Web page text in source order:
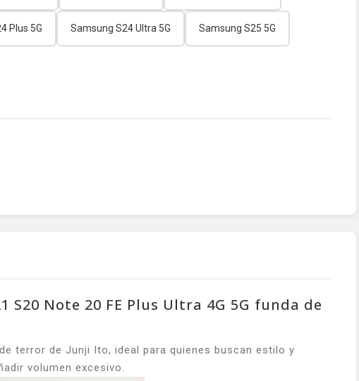
Plus 5G Samsung S24 Ultra 5G Samsung S25 5G
S20 Note 20 FE Plus Ultra 4G 5G funda de
terror de Junji Ito, ideal para quienes buscan estilo y
volumen excesivo.